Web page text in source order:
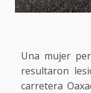
Una mujer
resultaron
carretera